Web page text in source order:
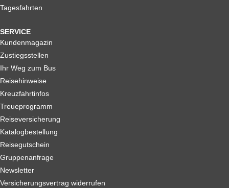
Tagesfahrten
SERVICE
Kundenmagazin
Zustiegsstellen
Ihr Weg zum Bus
Reisehinweise
Kreuzfahrtinfos
Treueprogramm
Reiseversicherung
Katalogbestellung
Reisegutschein
Gruppenanfrage
Newsletter
Versicherungsvertrag widerrufen